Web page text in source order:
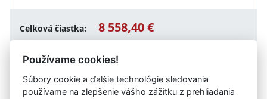
Celková čiastka: 8 558,40 €
Návrat späť
Používame cookies!
Súbory cookie a ďalšie technológie sledovania
používame na zlepšenie vášho zážitku z prehliadania